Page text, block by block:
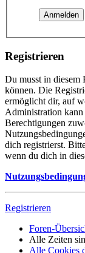
Registrieren
Du musst in diesem
können. Die
ermöglicht dir, auf
Administration kann
Berechtigungen
dich registrierst.
wenn du dich in
Registrieren
Foren-
Alle Zeiten
Alle Cookies